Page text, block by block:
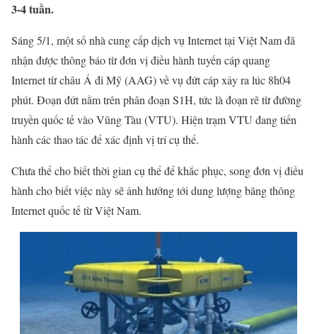
3-4 tuần.
Sáng 5/1, một số nhà cung cấp dịch vụ Internet tại Việt Nam đã
nhận được thông báo từ đơn vị điều hành tuyến cáp quang
Internet từ châu Á đi Mỹ (AAG) về vụ đứt cáp xảy ra lúc 8h04
phút. Đoạn đứt nằm trên phân đoạn S1H, tức là đoạn rẽ từ đường
truyền quốc tế vào Vũng Tàu (VTU). Hiện trạm VTU đang tiến
hành các thao tác để xác định vị trí cụ thể.
Chưa thể cho biết thời gian cụ thể để khắc phục, song đơn vị điều
hành cho biết việc này sẽ ảnh hưởng tới dung lượng băng thông
Internet quốc tế từ Việt Nam.